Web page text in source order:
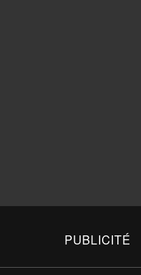
PUBLICITÉ